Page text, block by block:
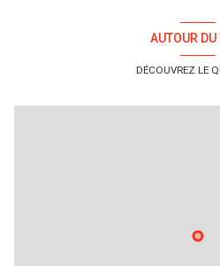
AUTOUR DU
DÉCOUVREZ LE